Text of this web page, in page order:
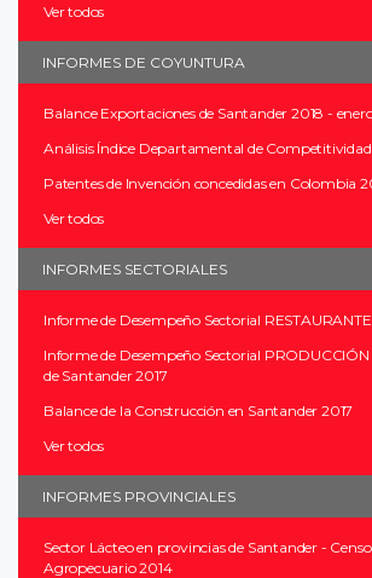
Ver todos
INFORMES DE COYUNTURA
Balance Exportaciones de Santander 2018 -
Análisis Índice Departamental de
Patentes de Invención concedidas en Colombia
Ver todos
INFORMES SECTORIALES
Informe de Desempeño Sectorial
Informe de Desempeño Sectorial
de Santander 2017
Balance de la Construcción en Santander 2017
Ver todos
INFORMES PROVINCIALES
Sector Lácteo en provincias de Santander -
Agropecuario 2014